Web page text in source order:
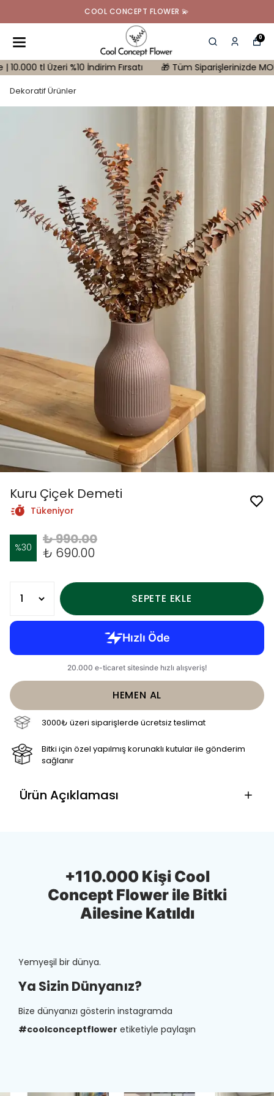
COOL CONCEPT FLOWER 💫
0
tl Üzeri %10 İndirim Fırsatı 🎁 Tüm Siparişlerinizde
Dekoratif Ürünler
Kuru Çiçek Demeti
Tükeniyor
%30
₺ 990.00
₺ 690.00
SEPETE EKLE
HEMEN AL
3000₺ üzeri siparişlerde ücretsiz teslimat
Bitki için özel yapılmış korunaklı kutular ile gönderim
sağlanır
Ürün Açıklaması
+110.000 Kişi Cool
Concept Flower ile Bitki
Ailesine Katıldı
Yemyeşil bir dünya.
Ya Sizin Dünyanız?
Bize dünyanızı gösterin instagramda
#coolconceptflower etiketiyle paylaşın